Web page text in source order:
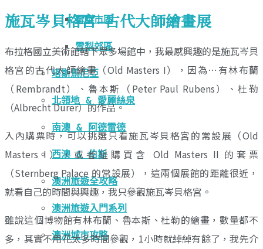
雪梨市區
雪梨郊區
塔斯馬尼亞
北領地 & 愛麗絲泉
南澳 & 阿德雷德
西澳 & 伯斯
澳洲旅遊全攻略
澳洲旅遊入門系列
澳洲城市攻略
施瓦岑貝格宮–古代大師繪畫展
布拉格國立美術館轄下眾多場館中，我最感興趣的是施瓦岑貝
格宮的古代大師繪畫（Old Masters I），因為…有林布蘭
（Rembrandt）、魯本斯（Peter Paul Rubens）、杜勒
（Albrecht Dürer）的作品。
入內購票時，可以挑選只看施瓦岑貝格宮的常設展（Old
Masters I），或者是購買含 Old Masters II 的套票
（Sternberg Palace 的常設展），這兩個展館的距離很近，
就看自己的時間與興趣，我只參觀施瓦岑貝格宮。
雖說這個博物館有林布蘭、魯本斯、杜勒的繪畫，數量都不
多，其實不用花太多時間參觀，1小時就綽綽有餘了，我先介